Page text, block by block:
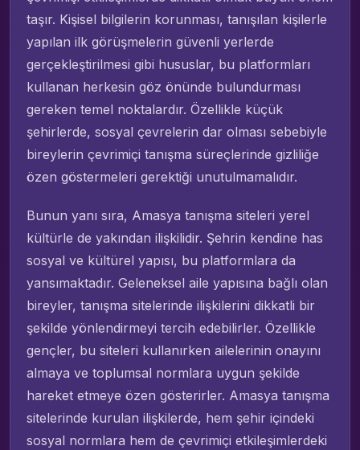
taşır. Kişisel bilgilerin korunması, tanışılan kişilerle
yapılan ilk görüşmelerin güvenli yerlerde
gerçekleştirilmesi gibi hususlar, bu platformları
kullanan herkesin göz önünde bulundurması
gereken temel noktalardır. Özellikle küçük
şehirlerde, sosyal çevrelerin dar olması sebebiyle
bireylerin çevrimiçi tanışma süreçlerinde gizliliğe
özen göstermeleri gerektiği unutulmamalıdır.
Bunun yanı sıra, Amasya tanışma siteleri yerel
kültürle de yakından ilişkilidir. Şehrin kendine has
sosyal ve kültürel yapısı, bu platformlara da
yansımaktadır. Geleneksel aile yapısına bağlı olan
bireyler, tanışma sitelerinde ilişkilerini dikkatli bir
şekilde yönlendirmeyi tercih edebilirler. Özellikle
gençler, bu siteleri kullanırken ailelerinin onayını
almaya ve toplumsal normlara uygun şekilde
hareket etmeye özen gösterirler. Amasya tanışma
sitelerinde kurulan ilişkilerde, hem şehir içindeki
sosyal normlara hem de çevrimiçi etkileşimlerdeki